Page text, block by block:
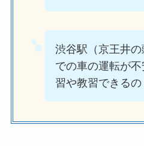
渋谷駅（京王井
での車の運転が
習や教習できるの